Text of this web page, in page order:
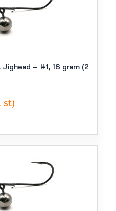
– #1, 18 gram (2
st)